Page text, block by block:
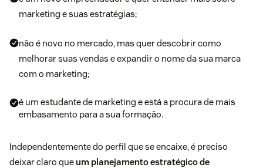
marketing e suas estratégias;
não é novo no mercado, mas quer descobrir como
melhorar suas vendas e expandir o nome da sua marca
com o marketing;
é um estudante de marketing e está a procura de mais
embasamento para a sua formação.
Independentemente do perfil que se encaixe, é preciso
deixar claro que um planejamento estratégico de